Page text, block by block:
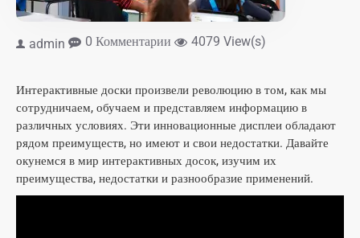
admin 0 Комментарии 4079 View(s)
Интерактивные доски произвели революцию в том, как мы
сотрудничаем, обучаем и представляем информацию в
различных условиях. Эти инновационные дисплеи обладают
рядом преимуществ, но имеют и свои недостатки. Давайте
окунемся в мир интерактивных досок, изучим их
преимущества, недостатки и разнообразие применений.